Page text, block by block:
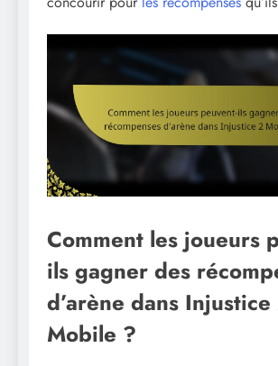
Comment les joueurs
ils gagner des
d’arène dans Injustice
Mobile ?